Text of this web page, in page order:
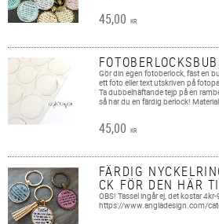
45,00 KR
Gör din egen fotoberlock, fäst en
ett foto eller text utskriven på
Ta dubbelhäftande tejp på en
så har du en färdig berlock!
45,00 KR
FÄRDIG
CK FÖR DEN HÄR
OBS! Tassel ingår ej, det kostar
https://www.angladesign.com/